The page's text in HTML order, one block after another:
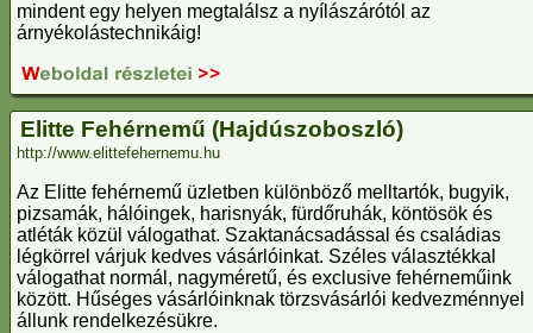
mindent egy helyen megtalálsz a nyílászárótól az
árnyékolástechnikáig!
Elitte Fehérnemű (Hajdúszoboszló)
http://www.elittefehernemu.hu
Az Elitte fehérnemű üzletben különböző melltartók, bugyik,
pizsamák, hálóingek, harisnyák, fürdőruhák, köntösök és
atléták közül válogathat. Szaktanácsadással és családias
légkörrel várjuk kedves vásárlóinkat. Széles választékkal
válogathat normál, nagyméretű, és exclusive fehérneműink
között. Hűséges vásárlóinknak törzsvásárlói kedvezménnyel
állunk rendelkezésükre.